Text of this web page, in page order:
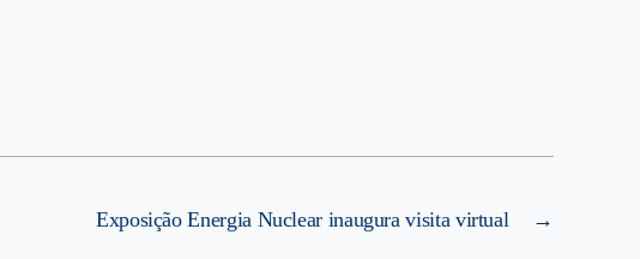
→
Exposição Energia Nuclear inaugura visita virtual